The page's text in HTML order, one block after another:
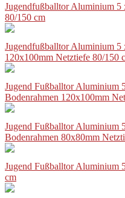
Jugendfußballtor Aluminium
80/150 cm
Jugendfußballtor Aluminium 5
120x100mm Netztiefe 80/150
Jugend Fußballtor Aluminium
Bodenrahmen 120x100mm
Jugend Fußballtor Aluminium
Bodenrahmen 80x80mm
Jugend Fußballtor Aluminium
cm